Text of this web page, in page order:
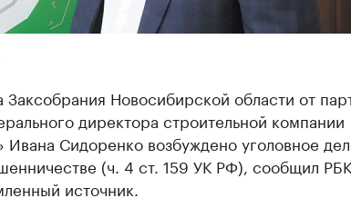
Новосибирской области от
директора строительной компании
Сидоренко возбуждено уголовное
(ч. 4 ст. 159 УК РФ), сообщил РБК
источник.